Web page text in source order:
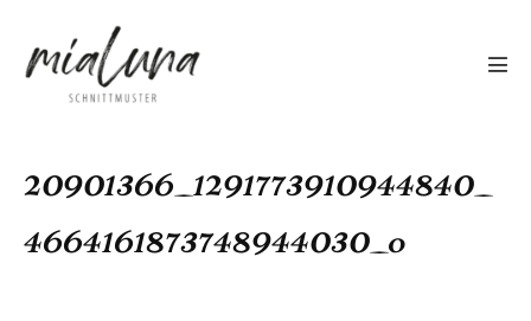
Inhalt
springen
20901366_1291773910944840_
4664161873748944030_o